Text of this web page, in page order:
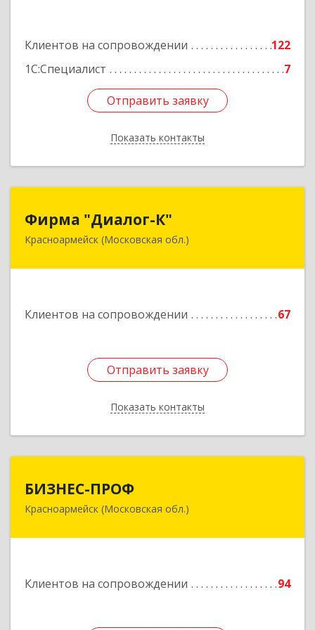
Клиентов на сопровождении
122
1С:Специалист
7
Отправить заявку
Показать контакты
Подробнее
Отправить заявку
Назад
Фирма "Диалог-К"
Красноармейск (Московская обл.)
Клиентов на сопровождении 67
Отправить заявку
Показать контакты
141292, Московская обл, Красноармейск г,
Отправить заявку
Назад
БИЗНЕС-ПРОФ
Красноармейск (Московская обл.)
Клиентов на сопровождении 94
141290, Московская обл, Красноармейск г,